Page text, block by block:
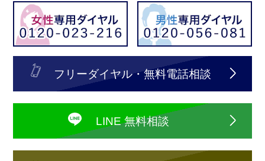
フリーダイヤル・無料電話相談
LINE 無料相談